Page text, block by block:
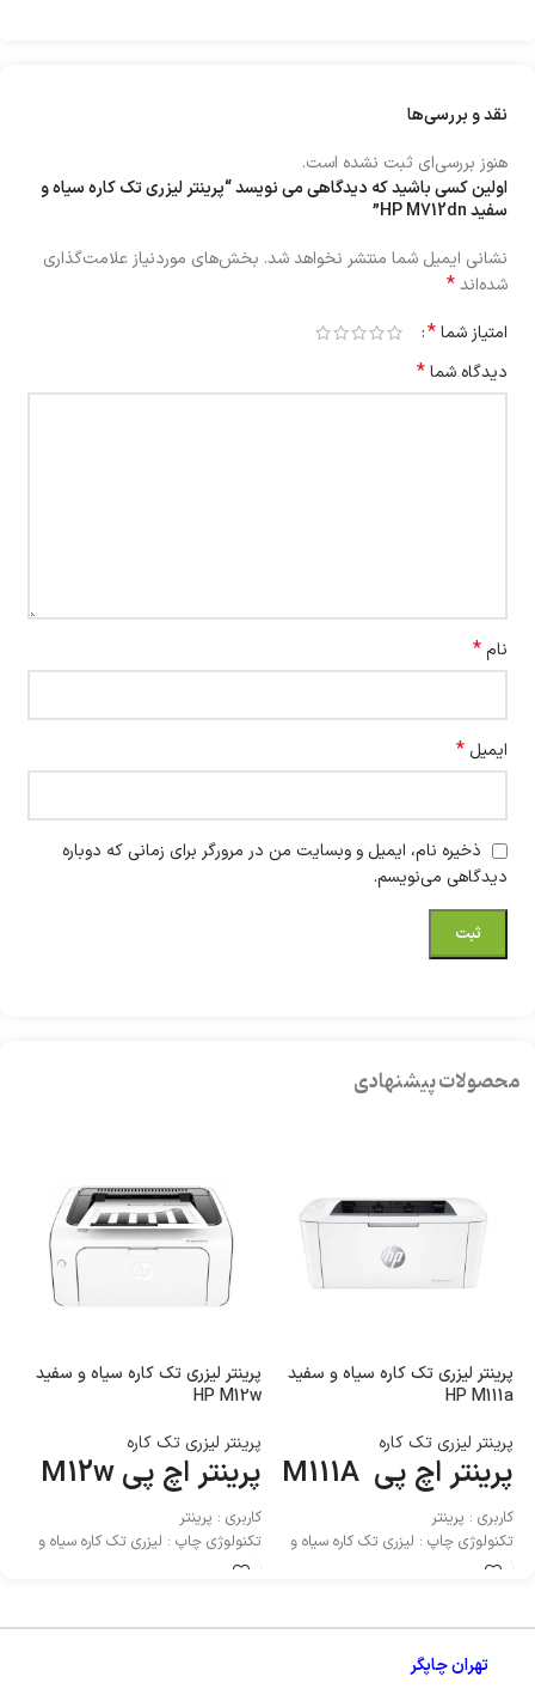
نقد و بررسی‌ها
هنوز بررسی‌ای ثبت نشده است.
اولین کسی باشید که دیدگاهی می نویسد “پرینتر لیزری تک کاره سیاه و
سفید HP M712dn”
نشانی ایمیل شما منتشر نخواهد شد. بخش‌های موردنیاز علامت‌گذاری
شده‌اند*
امتیاز شما*
دیدگاه شما*
نام*
ایمیل *
ذخیره نام، ایمیل و وبسایت من در مرورگر برای زمانی که دوباره
دیدگاهی می‌نویسم.
محصولات پیشنهادی
پرینتر لیزری تک کاره سیاه و سفید
HP M111a
پرینتر لیزری تک کاره
پرینتر اچ پی M111A
کاربری : پرینتر
تکنولوژی چاپ : لیزری تک کاره سیاه و
سفید
پرینتر لیزری تک کاره سیاه و سفید
HP M12w
پرینتر لیزری تک کاره
پرینتر اچ پی M12w
کاربری : پرینتر
تکنولوژی چاپ : لیزری تک کاره سیاه و
سفی
تهران چاپگر